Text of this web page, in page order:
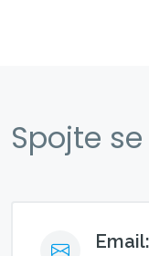
Spojte
Email: